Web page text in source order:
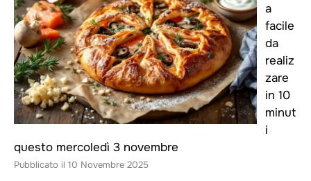
a
facile
da
realiz
zare
in 10
minut
i
questo mercoledì 3 novembre
10 Novembre 2025